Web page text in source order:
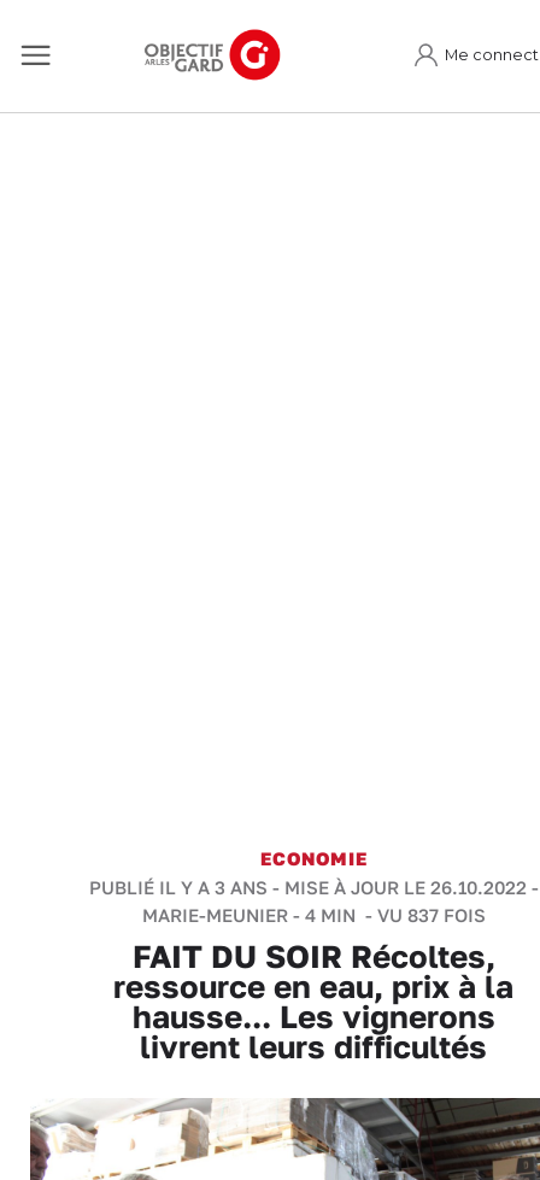
Me
ECONOMIE
PUBLIÉ IL Y A 3 ANS - MISE À JOUR LE 26.10.2022 -
MARIE-MEUNIER- 4 MIN - VU 837 FOIS
FAIT DU SOIR Récoltes,
ressource en eau, prix à la
hausse... Les vignerons
livrent leurs difficultés